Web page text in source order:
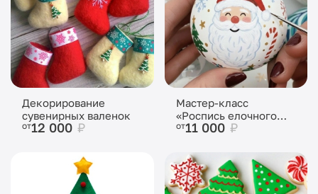
Декорирование
сувенирных валенок
от12 000 ₽
Мастер-класс
«Роспись елочного
шара»
от11 000 ₽